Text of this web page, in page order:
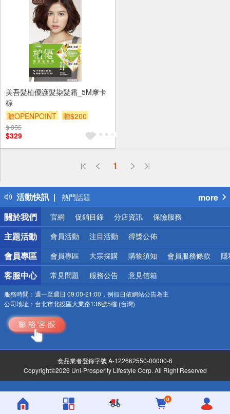
美吾髮植優護髮染髮霜_5M摩卡
棕
贈OPENPOINT
贈$200
$ 355
$329
1
活動快訊
偏遠地區配送
得獎公告
熱門話題
銀行優惠
偏遠地區配送
詐騙網頁！請小心！
more
關於我們
官網 促銷目錄 分店資訊 保險服務
主題活動 會員活動 注目活動 得獎公佈
會員專區 會員專區 大宗採購 購物須知 會員服務條款 隱
客服中心 常見問題 服務公告 意見信箱
服務時間： 週一至週日 09:00-21:00，例假日依網站公告為主
公司地址： 台北市北投區大業路136號5樓 (台灣)
食品業者登錄字號 A-122662550-00000-6
Copyright©2026 Uni-Prosperity Lifestyle Corp. All Right Reserved
0